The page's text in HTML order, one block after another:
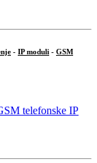
- IP moduli - GSM